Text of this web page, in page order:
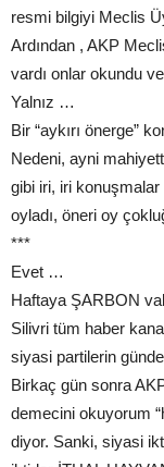
resmi bilgiyi Meclis
Ardından , AKP
vardı onlar okundu
Yalnız …
Bir “aykırı önerge”
Nedeni, ayni
gibi iri, iri konuşmalar
oyladı, öneri oy
***
Evet …
Haftaya ŞARBON
Silivri tüm haber
siyasi partilerin
Birkaç gün sonra
demecini okuyorum
diyor. Sanki, siyasi